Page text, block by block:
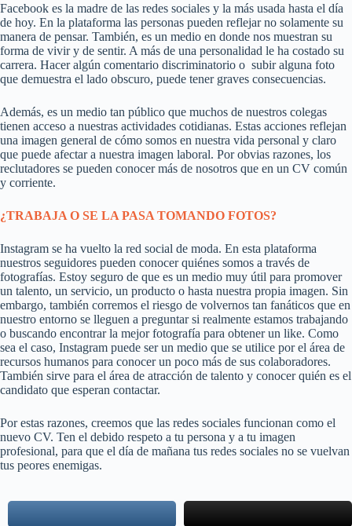
Facebook es la madre de las redes sociales y la más usada hasta el día
de hoy. En la plataforma las personas pueden reflejar no solamente su
manera de pensar. También, es un medio en donde nos muestran su
forma de vivir y de sentir. A más de una personalidad le ha costado su
carrera. Hacer algún comentario discriminatorio o subir alguna foto
que demuestra el lado obscuro, puede tener graves consecuencias.
Además, es un medio tan público que muchos de nuestros colegas
tienen acceso a nuestras actividades cotidianas. Estas acciones reflejan
una imagen general de cómo somos en nuestra vida personal y claro
que puede afectar a nuestra imagen laboral. Por obvias razones, los
reclutadores se pueden conocer más de nosotros que en un CV común
y corriente.
¿TRABAJA O SE LA PASA TOMANDO FOTOS?
Instagram se ha vuelto la red social de moda. En esta plataforma
nuestros seguidores pueden conocer quiénes somos a través de
fotografías. Estoy seguro de que es un medio muy útil para promover
un talento, un servicio, un producto o hasta nuestra propia imagen. Sin
embargo, también corremos el riesgo de volvernos tan fanáticos que en
nuestro entorno se lleguen a preguntar si realmente estamos trabajando
o buscando encontrar la mejor fotografía para obtener un like. Como
sea el caso, Instagram puede ser un medio que se utilice por el área de
recursos humanos para conocer un poco más de sus colaboradores.
También sirve para el área de atracción de talento y conocer quién es el
candidato que esperan contactar.
Por estas razones, creemos que las redes sociales funcionan como el
nuevo CV. Ten el debido respeto a tu persona y a tu imagen
profesional, para que el día de mañana tus redes sociales no se vuelvan
tus peores enemigas.